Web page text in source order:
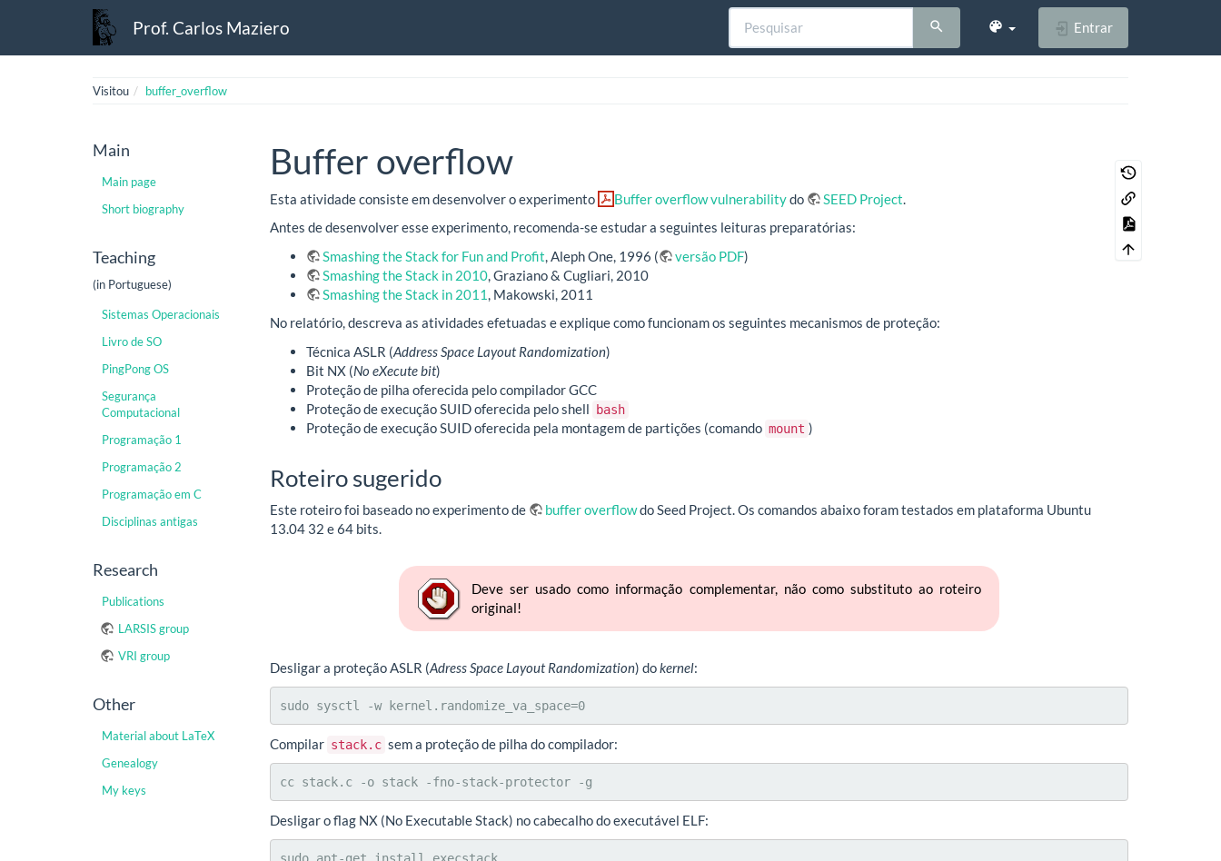
Prof. Carlos Maziero Entrar
Visitou buffer_overflow
Main
Main page
Short biography
Teaching
(in Portuguese)
Sistemas Operacionais
Livro de SO
PingPong OS
Segurança
Computacional
Programação 1
Programação 2
Programação em C
Disciplinas antigas
Research
Publications
LARSIS group
VRI group
Other
Material about LaTeX
Genealogy
My keys
Buffer overflow
Esta atividade consiste em desenvolver o experimento Buffer overflow vulnerabilitydo SEED Project
Antes de desenvolver esse experimento, recomenda-se estudar a seguintes leituras preparatórias:
Smashing the Stack for Fun and Profit , Aleph One, 1996 ( versão PDF)
Smashing the Stack in 2010 , Graziano & Cugliari, 2010
Smashing the Stack in 2011 , Makowski, 2011
No relatório, descreva as atividades efetuadas e explique como funcionam os seguintes mecanismos de proteção:
Técnica ASLR (Address Space Layout Randomization)
Bit NX (No eXecute bit)
Proteção de pilha oferecida pelo compilador GCC
Proteção de execução SUID oferecida pelo shell bash
Proteção de execução SUID oferecida pela montagem de partições (comando mount )
Roteiro sugerido
Este roteiro foi baseado no experimento de buffer overflowdo Seed Project. Os comandos abaixo foram testados em plataforma Ubuntu
13.04 32 e 64 bits.
Deve ser usado como informação complementar, não como substituto ao roteiro
original!
Desligar a proteção ASLR (Adress Space Layout Randomization) dokernel:
sudo sysctl -w kernel.randomize_va_space=0
Compilar stack.c sem a proteção de pilha do compilador:
cc stack.c -o stack -fno-stack-protector -g
Desligar o flag NX (No Executable Stack) no cabecalho do executável ELF: